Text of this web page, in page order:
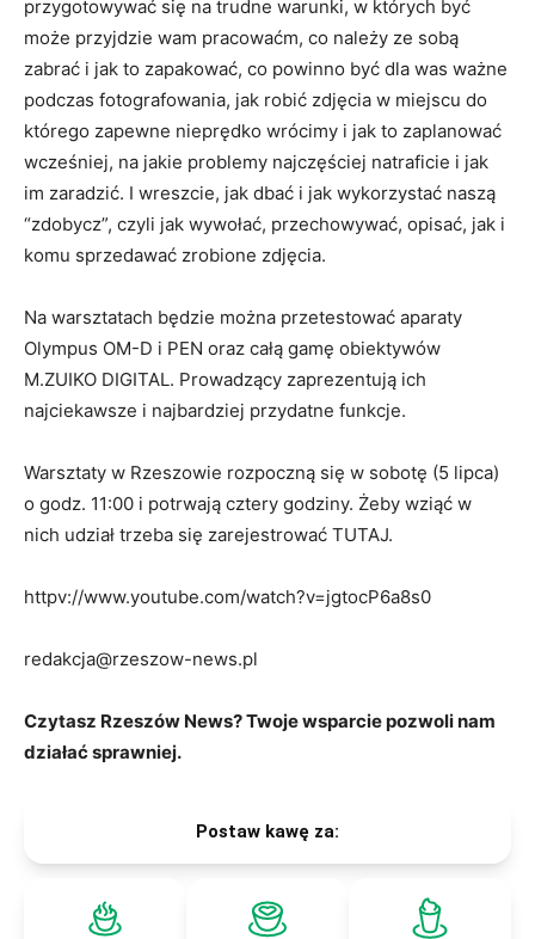
przygotowywać się na trudne warunki, w których być
może przyjdzie wam pracowaćm, co należy ze sobą
zabrać i jak to zapakować, co powinno być dla was ważne
podczas fotografowania, jak robić zdjęcia w miejscu do
którego zapewne nieprędko wrócimy i jak to zaplanować
wcześniej, na jakie problemy najczęściej natraficie i jak
im zaradzić. I wreszcie, jak dbać i jak wykorzystać naszą
“zdobycz”, czyli jak wywołać, przechowywać, opisać, jak i
komu sprzedawać zrobione zdjęcia.
Na warsztatach będzie można przetestować aparaty
Olympus OM-D i PEN oraz całą gamę obiektywów
M.ZUIKO DIGITAL. Prowadzący zaprezentują ich
najciekawsze i najbardziej przydatne funkcje.
Warsztaty w Rzeszowie rozpoczną się w sobotę (5 lipca)
o godz. 11:00 i potrwają cztery godziny. Żeby wziąć w
nich udział trzeba się zarejestrować TUTAJ.
httpv://www.youtube.com/watch?v=jgtocP6a8s0
redakcja@rzeszow-news.pl
Czytasz Rzeszów News? Twoje wsparcie pozwoli nam
działać sprawniej.
Postaw kawę za: